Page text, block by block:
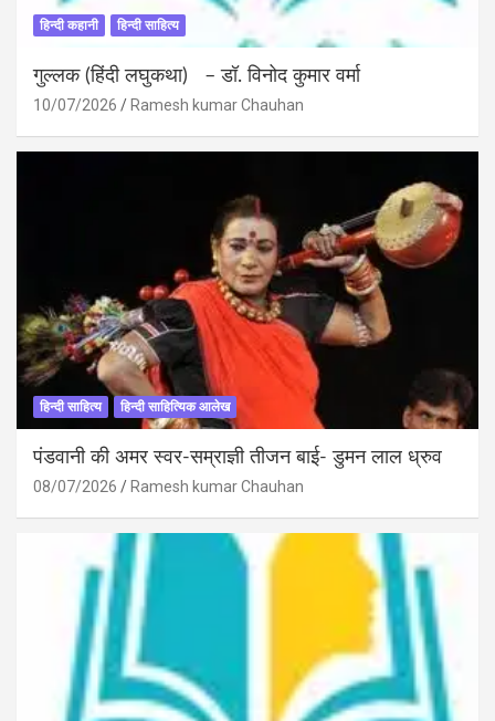
हिन्दी कहानी हिन्दी साहित्य
गुल्लक (हिंदी लघुकथा) – डॉ. विनोद कुमार वर्मा
10/07/2026 Ramesh kumar Chauhan
हिन्दी साहित्य हिन्दी साहित्यिक आलेख
पंडवानी की अमर स्वर-सम्राज्ञी तीजन बाई- डुमन लाल ध्रुव
08/07/2026 Ramesh kumar Chauhan